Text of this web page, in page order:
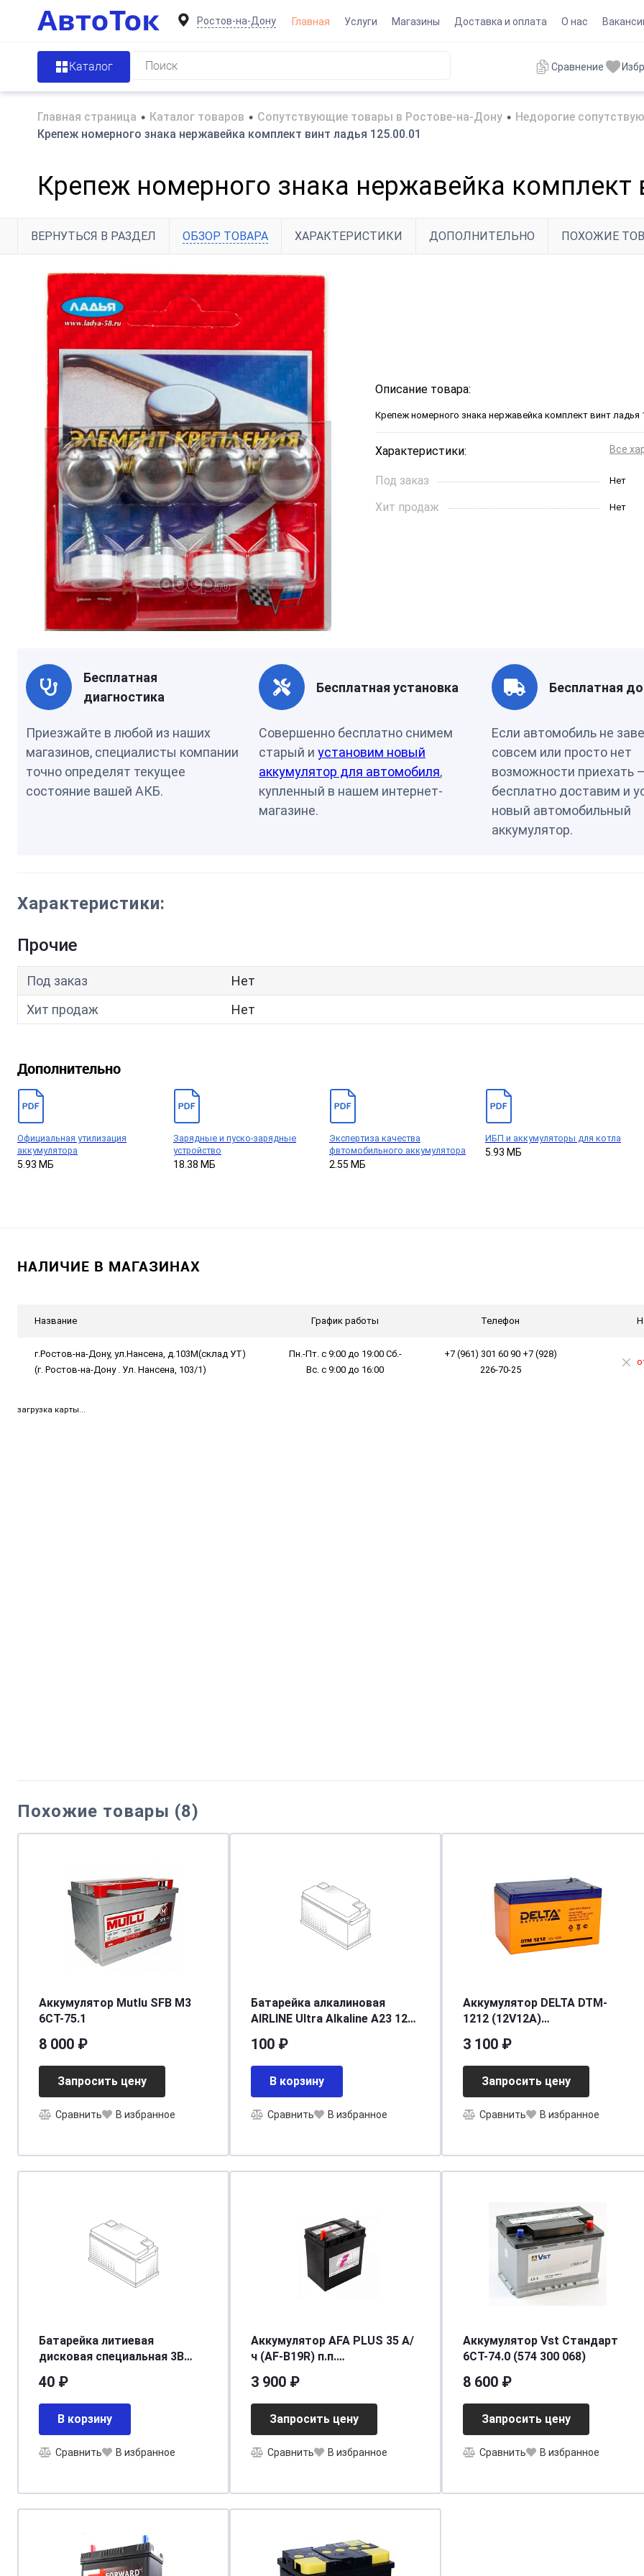
Ростов-на-Дону Главная Услуги Магазины Доставка и оплата О нас
Каталог Сравнение
Главная страница • Каталог товаров • Сопутствующие товары в Ростове-на-Дону • Недорогие
Крепеж номерного знака нержавейка комплект винт ладья 125.00.01
Крепеж номерного знака нержавейка комплект
ВЕРНУТЬСЯ В РАЗДЕЛ ОБЗОР ТОВАРА ХАРАКТЕРИСТИКИ ДОПОЛНИТЕЛЬНО ПОХОЖИЕ
Описание товара:
Крепеж номерного знака нержавейка комплект винт ладья
Характеристики: Все
Под заказ Нет
Хит продаж Нет
Бесплатная
диагностика
Приезжайте в любой из наших
магазинов, специалисты компании
точно определят текущее
состояние вашей АКБ.
Бесплатная установка
Совершенно бесплатно снимем
старый и установим новый
аккумулятор для автомобиля,
купленный в нашем интернет-
магазине.
Бесплатная
Если автомобиль не
совсем или просто нет
возможности приехать
бесплатно доставим и
новый автомобильный
аккумулятор.
Характеристики:
Прочие
Под заказ
Нет
Хит продаж
Нет
Дополнительно
Официальная утилизация
аккумулятора
5.93 МБ
Зарядные и пуско-зарядные
устройство
18.38 МБ
Экспертиза качества
фвтомобильного аккумулятора
2.55 МБ
ИБП и аккумуляторы для котла
5.93 МБ
НАЛИЧИЕ В МАГАЗИНАХ
Название График работы Телефон
г.Ростов-на-Дону, ул.Нансена, д.103М(склад УТ)
(г. Ростов-на-Дону . Ул. Нансена, 103/1)
Пн.-Пт. с 9:00 до 19:00 Сб.-
Вс. с 9:00 до 16:00
+7 (961) 301 60 90 +7 (928)
226-70-25
загрузка карты...
Похожие товары (8)
Аккумулятор Mutlu SFB M3
6СТ-75.1
8 000 ₽
Запросить цену
Сравнить В избранное
Батарейка алкалиновая
AIRLINE Ultra Alkaline A23 12V
100 ₽
В корзину
Сравнить В избранное
Аккумулятор DELTA DTM-
1212 (12V12A)
3 100 ₽
Запросить цену
Сравнить В избранное
Батарейка литиевая
дисковая специальная 3В
BP1
40 ₽
В корзину
Сравнить В избранное
Аккумулятор AFA PLUS 35 А/
ч (AF-B19R) п.п.
3 900 ₽
Запросить цену
Сравнить В избранное
Аккумулятор Vst Стандарт
6СТ-74.0 (574 300 068)
8 600 ₽
Запросить цену
Сравнить В избранное